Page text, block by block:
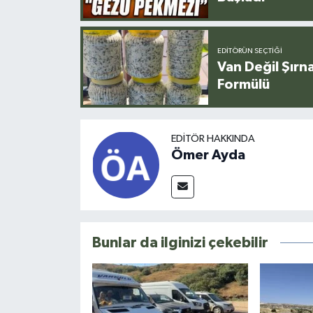
EDITÖRÜN SEÇTIĞI
Van Değil
Formülü
EDITÖR HAKKINDA
Ömer Ayda
Bunlar da ilginizi çekebilir